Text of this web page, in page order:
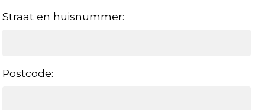
Straat en huisnummer:
Postcode: